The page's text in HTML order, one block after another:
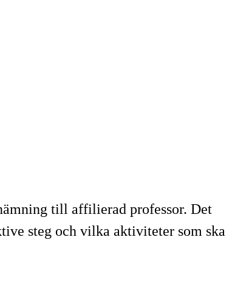
till affilierad professor. Det
steg och vilka aktiviteter som ska